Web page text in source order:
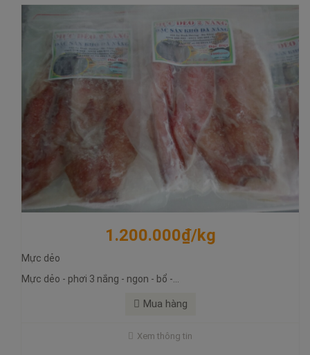
1.200.000₫/kg
Mực dẻo
Mực dẻo - phơi 3 nắng - ngon - bổ -...
Mua hàng
Xem thông tin